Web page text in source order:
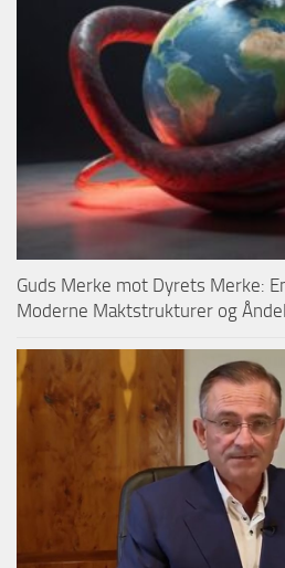
Guds Merke mot Dyrets Merke:
Moderne Maktstrukturer og